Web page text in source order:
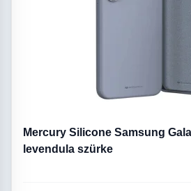
Mercury Silicone Samsung
levendula szürke